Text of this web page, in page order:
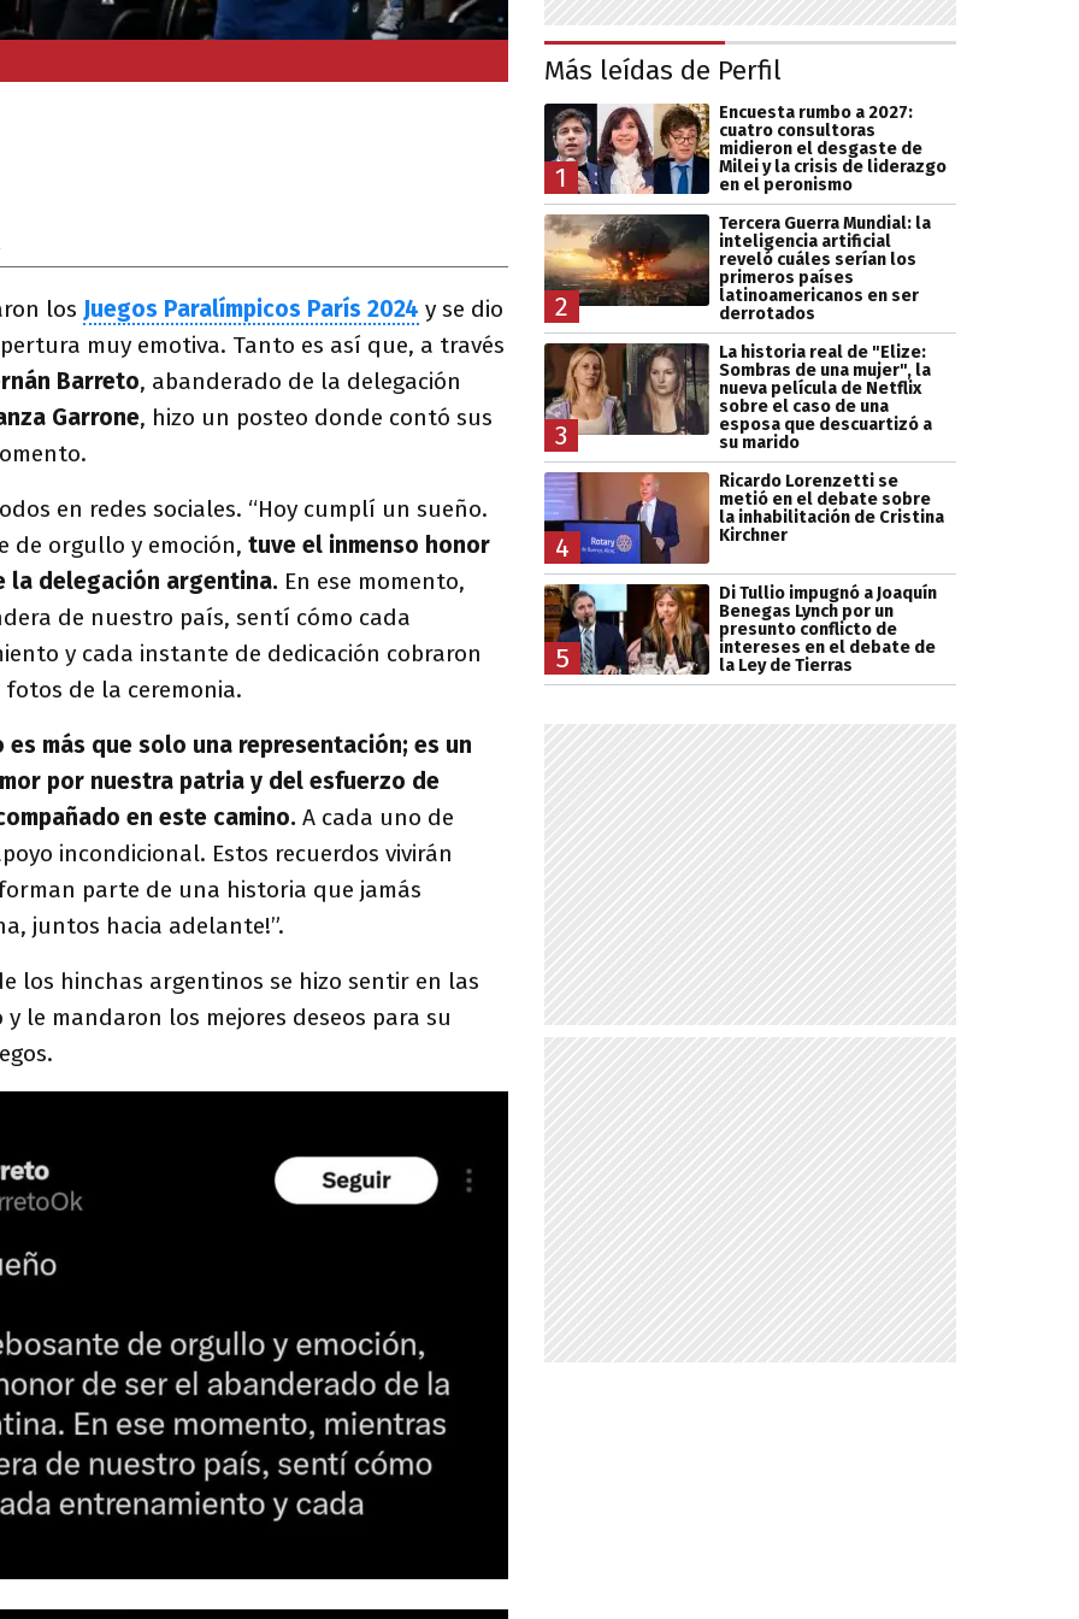
los Juegos Paralímpicos París 2024 y se dio
muy emotiva. Tanto es así que, a través
Barreto, abanderado de la delegación
Garrone, hizo un posteo donde contó sus
en redes sociales. “Hoy cumplí un sueño.
de orgullo y emoción, tuve el inmenso honor
la delegación argentina. En ese momento,
de nuestro país, sentí cómo cada
y cada instante de dedicación cobraron
de la ceremonia.
es más que solo una representación; es un
por nuestra patria y del esfuerzo de
en este camino. A cada uno de
incondicional. Estos recuerdos vivirán
parte de una historia que jamás
juntos hacia adelante!”.
los hinchas argentinos se hizo sentir en las
le mandaron los mejores deseos para su
Más leídas de Perfil
1
Encuesta rumbo a 2027:
cuatro consultoras
midieron el desgaste de
Milei y la crisis de liderazgo
en el peronismo
2
Tercera Guerra Mundial: la
inteligencia artificial
reveló cuáles serían los
primeros países
latinoamericanos en ser
derrotados
3
La historia real de "Elize:
Sombras de una mujer", la
nueva película de Netflix
sobre el caso de una
esposa que descuartizó a
su marido
4
Ricardo Lorenzetti se
metió en el debate sobre
la inhabilitación de Cristina
Kirchner
5
Di Tullio impugnó a Joaquín
Benegas Lynch por un
presunto conflicto de
intereses en el debate de
la Ley de Tierras